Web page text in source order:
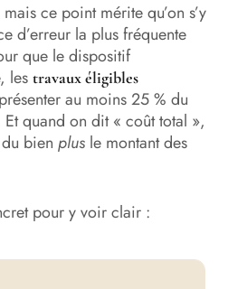
ce point mérite qu’on s’y
d’erreur la plus fréquente
que le dispositif
les travaux éligibles
au moins 25 % du
quand on dit « coût total »,
bien plus le montant des
pour y voir clair :